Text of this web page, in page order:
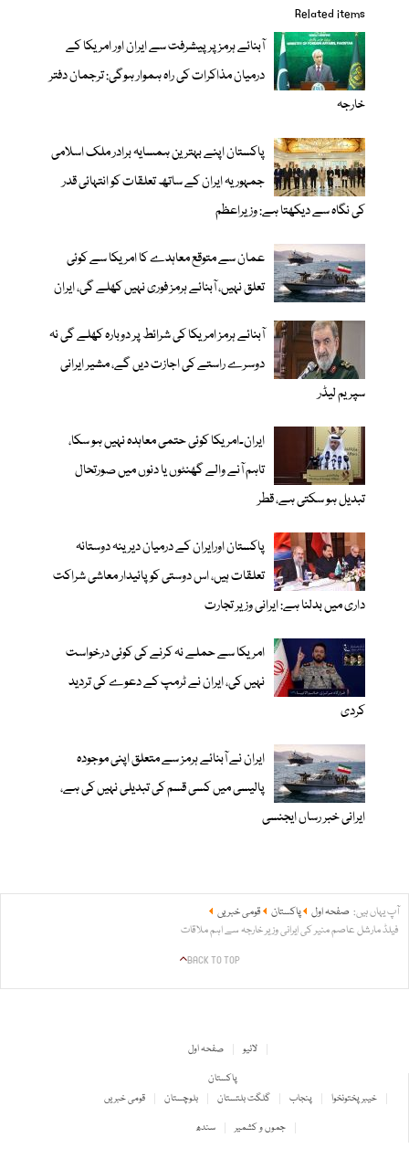
Related items
آبنائے ہرمز پر پیشرفت سے ایران اور امریکا کے
درمیان مذاکرات کی راہ ہموار ہوگی: ترجمان دفتر
خارجہ
پاکستان اپنے بہترین ہمسایہ برادر ملک اسلامی
جمہوریہ ایران کے ساتھ تعلقات کو انتہائی قدر
کی نگاہ سے دیکھتا ہے: وزیراعظم
عمان سے متوقع معاہدے کا امریکا سے کوئی
تعلق نہیں، آبنائے ہرمز فوری نہیں کھلے گی، ایران
آبنائے ہرمز امریکا کی شرائط پر دوبارہ کھلے گی نہ
دوسرے راستے کی اجازت دیں گے، مشیر ایرانی
سپریم لیڈر
ایران۔امریکا کوئی حتمی معاہدہ نہیں ہو سکا،
تاہم آنے والے گھنٹوں یا دنوں میں صورتحال
تبدیل ہو سکتی ہے، قطر
پاکستان اورایران کے درمیان دیرینہ دوستانہ
تعلقات ہیں، اس دوستی کوپائیدار معاشی شراکت
داری میں بدلنا ہے: ایرانی وزیر تجارت
امریکا سے حملے نہ کرنے کی کوئی درخواست
نہیں کی، ایران نے ٹرمپ کے دعوے کی تردید
کردی
ایران نے آبنائے ہرمز سے متعلق اپنی موجودہ
پالیسی میں کسی قسم کی تبدیلی نہیں کی ہے،
ایرانی خبر رساں ایجنسی
آپ یہاں ہیں: صفحہ اول پاکستان
قومی خبریں
فیلڈ مارشل عاصم منیر کی ایرانی وزیر خارجہ سے اہم ملاقات
BACK TO TOP
صفحہ اول
لائیو
پاکستان
قومی خبریں
بلوچستان گلگت بلتستان پنجاب
خیبر پختونخوا
سندھ
جموں و کشمیر